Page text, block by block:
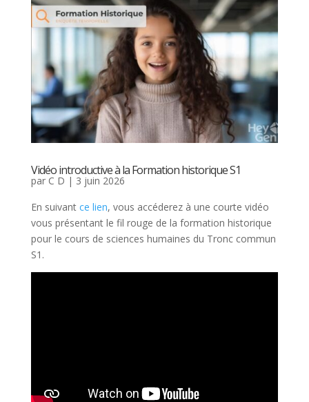
Vidéo introductive à la Formation historique S1
par C D | 3 juin 2026
En suivant ce lien, vous accéderez à une courte vidéo
vous présentant le fil rouge de la formation historique
pour le cours de sciences humaines du Tronc commun
S1.